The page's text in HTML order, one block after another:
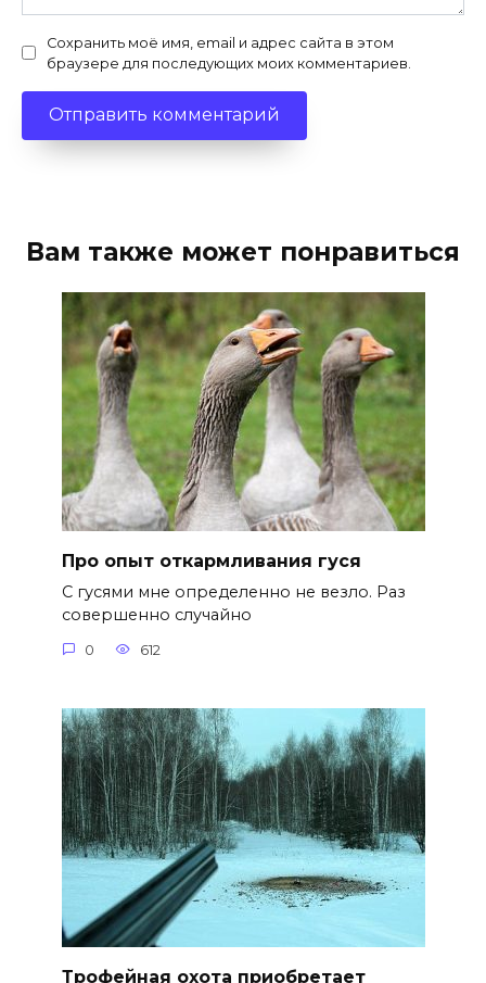
Сохранить моё имя, email и адрес сайта в этом
браузере для последующих моих комментариев.
Вам также может понравиться
Про опыт откармливания гуся
С гусями мне определенно не везло. Раз
совершенно случайно
0 612
Трофейная охота приобретает